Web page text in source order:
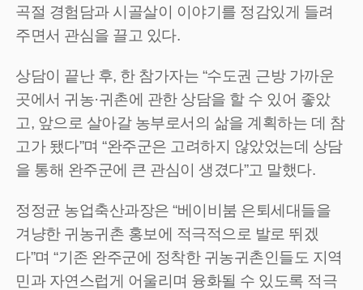
곡절 경험담과 시골살이 이야기를 정감있게 들려
주면서 관심을 끌고 있다.
상담이 끝난 후, 한 참가자는 “수도권 근방 가까운
곳에서 귀농·귀촌에 관한 상담을 할 수 있어 좋았
고, 앞으로 살아갈 농부로서의 삶을 계획하는 데 참
고가 됐다”며 “완주군은 고려하지 않았었는데 상담
을 통해 완주군에 큰 관심이 생겼다”고 말했다.
정정균 농업축산과장은 “베이비붐 은퇴세대들을
겨냥한 귀농귀촌 홍보에 적극적으로 발로 뛰겠
다”며 “기존 완주군에 정착한 귀농귀촌인들도 지역
민과 자연스럽게 어울리며 융화될 수 있도록 적극